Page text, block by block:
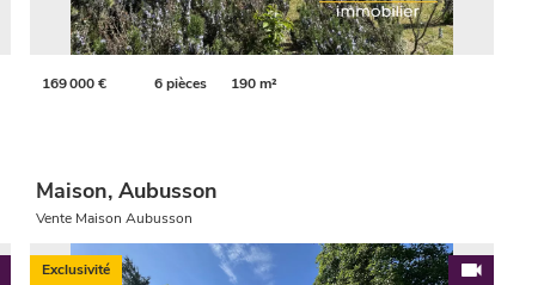
169 000 € 6 pièces 190 m²
Maison, Aubusson
Vente Maison Aubusson
Exclusivité